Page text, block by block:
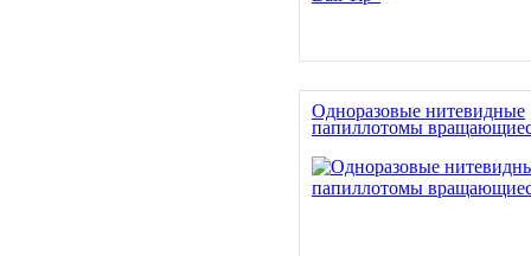
Одноразовые нитевидные
папиллотомы